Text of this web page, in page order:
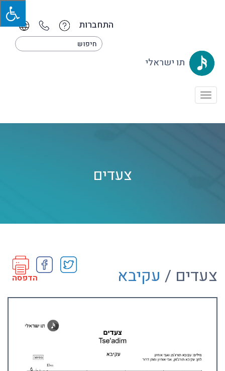
התחברות
תו ישראלי
Toggle
צעדים
צעדים / עקיבא הדפסה